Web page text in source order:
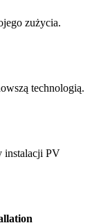
zużycia.
technologią.
instalacji PV